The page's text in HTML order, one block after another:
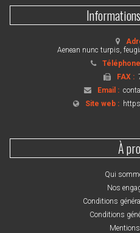
Aenean nunc turpis,
FAX :
Email :
Site web :
À
Qui
Nos
Conditions
Conditions